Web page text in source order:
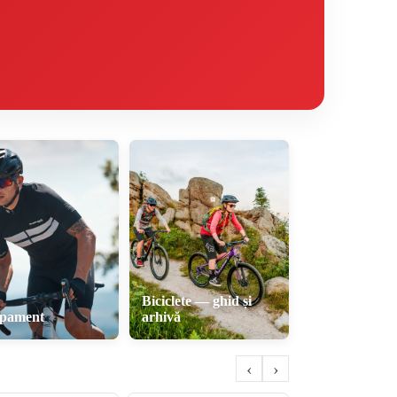
Biciclete — ghid și
arhivă
‹ ›